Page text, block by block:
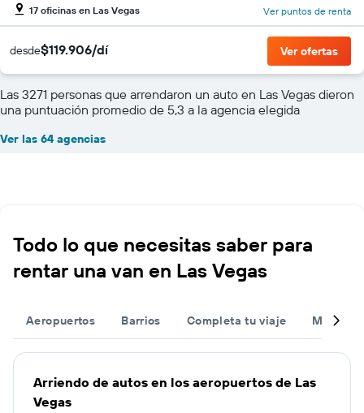
17 oficinas en Las Vegas Ver puntos de renta
desde$119.906/dí Ver ofertas
Las 3271 personas que arrendaron un auto en Las Vegas dieron
una puntuación promedio de 5,3 a la agencia elegida
Ver las 64 agencias
Todo lo que necesitas saber para
rentar una van en Las Vegas
Aeropuertos Barrios Completa tu viaje Muchas
Arriendo de autos en los aeropuertos de Las
Vegas